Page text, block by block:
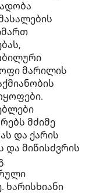
მარილის
მძიმე
და ქარის
და მიწისძვრის
ხარისხიანი